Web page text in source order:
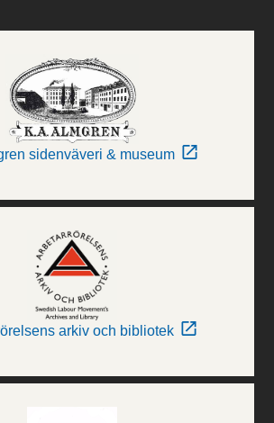
sidenväveri & museum
arkiv och bibliotek